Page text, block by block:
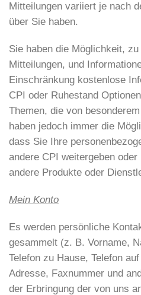
Mitteilungen variiert je nach
über Sie haben.
Sie haben die Möglichkeit,
Mitteilungen, und
Einschränkung kostenlose
CPI oder Ruhestand
Themen, die von
haben jedoch immer die
dass Sie Ihre
andere CPI weitergeben
andere Produkte oder
Mein Konto
Es werden persönliche
gesammelt (z. B. Vorname,
Telefon zu Hause, Telefon
Adresse, Faxnummer und
der Erbringung der von uns